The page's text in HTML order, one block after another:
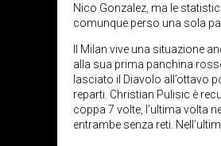
Nico Gonzalez, ma le
comunque perso una sola
Il Milan vive una situazione
alla sua prima panchina
lasciato il Diavolo all’ottavo
reparti. Christian Pulisic è
coppa 7 volte, l’ultima volta
entrambe senza reti.